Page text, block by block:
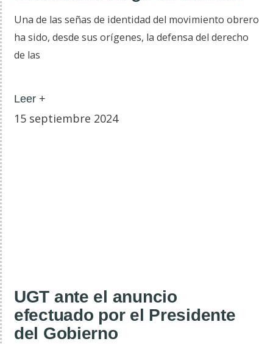
Una de las señas de identidad del movimiento obrero
ha sido, desde sus orígenes, la defensa del derecho
de las
Leer +
15 septiembre 2024
UGT ante el anuncio
efectuado por el Presidente
del Gobierno